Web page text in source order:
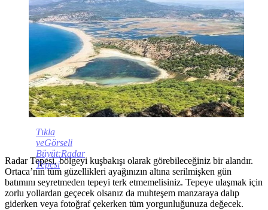
Tıkla
veGörseli
Büyüt:Radar
Tepesi
Radar Tepesi, bölgeyi kuşbakışı olarak görebileceğiniz bir alandır.
Ortaca’nın tüm güzellikleri ayağınızın altına serilmişken gün
batımını seyretmeden tepeyi terk etmemelisiniz. Tepeye ulaşmak için
zorlu yollardan geçecek olsanız da muhteşem manzaraya dalıp
giderken veya fotoğraf çekerken tüm yorgunluğunuza değecek.